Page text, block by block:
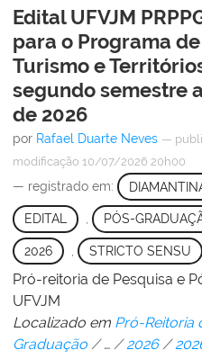
Edital UFVJM
para o Programa
Turismo e
segundo semestre
de 2026
por Rafael Duarte Neves —
modificação 10/07/2026 20h00
— registrado em:
EDITAL , PÓS-
2026 STRICTO SENSU
Pró-reitoria de Pesquisa e
UFVJM
Localizado em Pró-Reitoria
Graduação /… /2026 /